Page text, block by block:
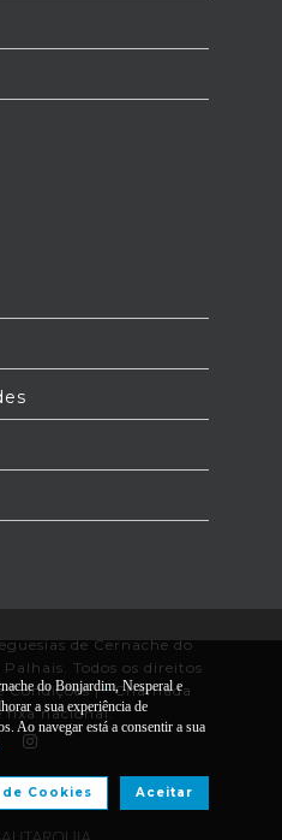
de Cernache do
Todos os direitos
Condições|*Chamada
fixa nacional.
por:
do Bonjardim, Nesperal e
a sua experiência de
Ao navegar está a consentir a sua
Aceitar
Cookies